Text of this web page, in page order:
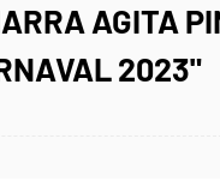
AGITA
2023"